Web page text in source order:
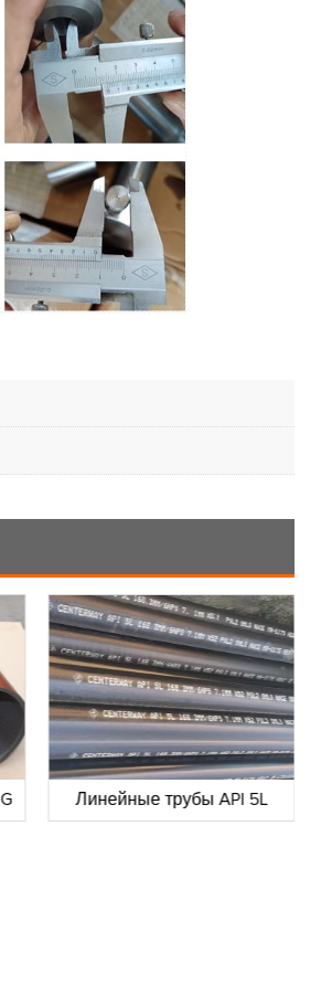
Стальные трубы A53